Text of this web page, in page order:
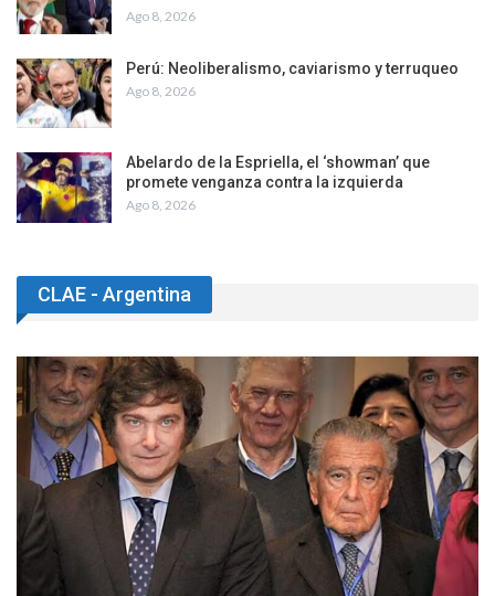
Ago 8, 2026
Perú: Neoliberalismo, caviarismo y terruqueo
Ago 8, 2026
Abelardo de la Espriella, el ‘showman’ que
promete venganza contra la izquierda
Ago 8, 2026
CLAE - Argentina